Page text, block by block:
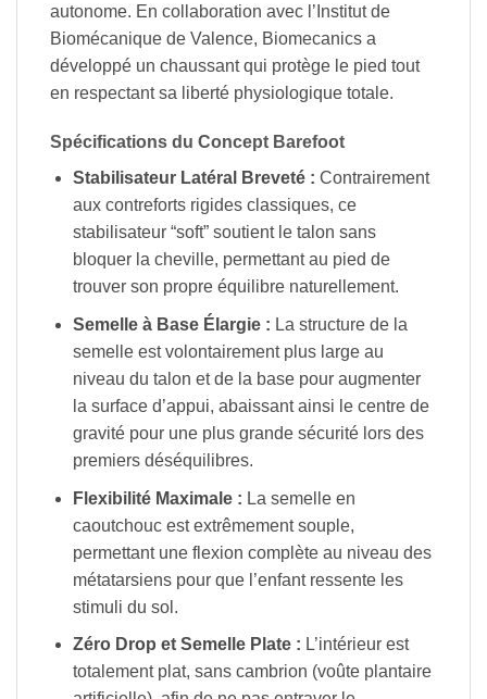
autonome. En collaboration avec l’Institut de
Biomécanique de Valence, Biomecanics a
développé un chaussant qui protège le pied tout
en respectant sa liberté physiologique totale.
Spécifications du Concept Barefoot
Stabilisateur Latéral Breveté : Contrairement
aux contreforts rigides classiques, ce
stabilisateur “soft” soutient le talon sans
bloquer la cheville, permettant au pied de
trouver son propre équilibre naturellement.
Semelle à Base Élargie : La structure de la
semelle est volontairement plus large au
niveau du talon et de la base pour augmenter
la surface d’appui, abaissant ainsi le centre de
gravité pour une plus grande sécurité lors des
premiers déséquilibres.
Flexibilité Maximale : La semelle en
caoutchouc est extrêmement souple,
permettant une flexion complète au niveau des
métatarsiens pour que l’enfant ressente les
stimuli du sol.
Zéro Drop et Semelle Plate : L’intérieur est
totalement plat, sans cambrion (voûte plantaire